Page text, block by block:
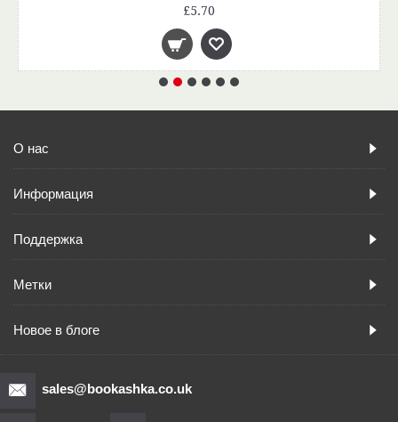
£5.70
О нас
Информация
Поддержка
Метки
Новое в блоге
sales@bookashka.co.uk